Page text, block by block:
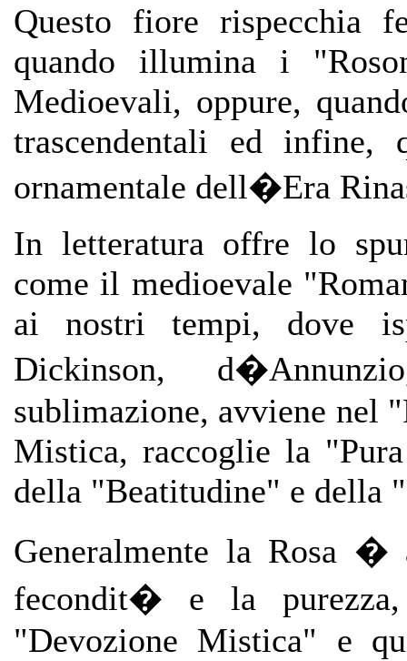
Questo fiore rispecchia
quando illumina i
Medioevali, oppure,
trascendentali ed infine,
ornamentale dell�Era
In letteratura offre lo
come il medioevale
ai nostri tempi, dove
Dickinson,
sublimazione, avviene nel
Mistica, raccoglie la
della "Beatitudine" e della
Generalmente la Rosa �
fecondit� e la
"Devozione Mistica" e